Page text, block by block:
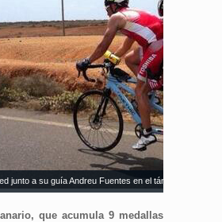
junto a su guía Andreu Fuentes en el tándem.
que acumula 9 medallas